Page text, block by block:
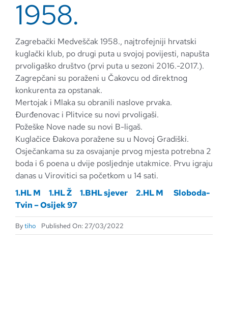
1958.
Zagrebački Medveščak 1958., najtrofejniji hrvatski
kuglački klub, po drugi puta u svojoj povijesti, napušta
prvoligaško društvo (prvi puta u sezoni 2016.-2017.).
Zagrepčani su poraženi u Čakovcu od direktnog
konkurenta za opstanak.
Mertojak i Mlaka su obranili naslove prvaka.
Đurđenovac i Plitvice su novi prvoligaši.
Požeške Nove nade su novi B-ligaš.
Kuglačice Đakova poražene su u Novoj Gradiški.
Osječankama su za osvajanje prvog mjesta potrebna 2
boda i 6 poena u dvije posljednje utakmice. Prvu igraju
danas u Virovitici sa početkom u 14 sati.
1.HL M
1.HL Ž 1.BHL sjever 2.HL M
Sloboda-
Tvin – Osijek 97
Bytiho Published On: 27/03/2022